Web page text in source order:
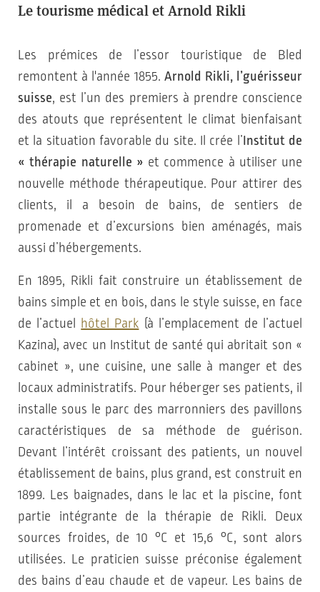
Le tourisme médical et Arnold Rikli
Les prémices de l’essor touristique de Bled
remontent à l'année 1855. Arnold Rikli, l’guérisseur
suisse, est l’un des premiers à prendre conscience
des atouts que représentent le climat bienfaisant
et la situation favorable du site. Il crée l’Institut de
« thérapie naturelle » et commence à utiliser une
nouvelle méthode thérapeutique. Pour attirer des
clients, il a besoin de bains, de sentiers de
promenade et d’excursions bien aménagés, mais
aussi d’hébergements.
En 1895, Rikli fait construire un établissement de
bains simple et en bois, dans le style suisse, en face
de l’actuel hôtel Park (à l’emplacement de l’actuel
Kazina), avec un Institut de santé qui abritait son «
cabinet », une cuisine, une salle à manger et des
locaux administratifs. Pour héberger ses patients, il
installe sous le parc des marronniers des pavillons
caractéristiques de sa méthode de guérison.
Devant l’intérêt croissant des patients, un nouvel
établissement de bains, plus grand, est construit en
1899. Les baignades, dans le lac et la piscine, font
partie intégrante de la thérapie de Rikli. Deux
sources froides, de 10 °C et 15,6 °C, sont alors
utilisées. Le praticien suisse préconise également
des bains d’eau chaude et de vapeur. Les bains de